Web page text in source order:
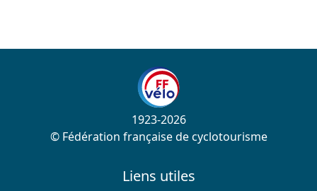
1923-2026
© Fédération française de cyclotourisme
Liens utiles